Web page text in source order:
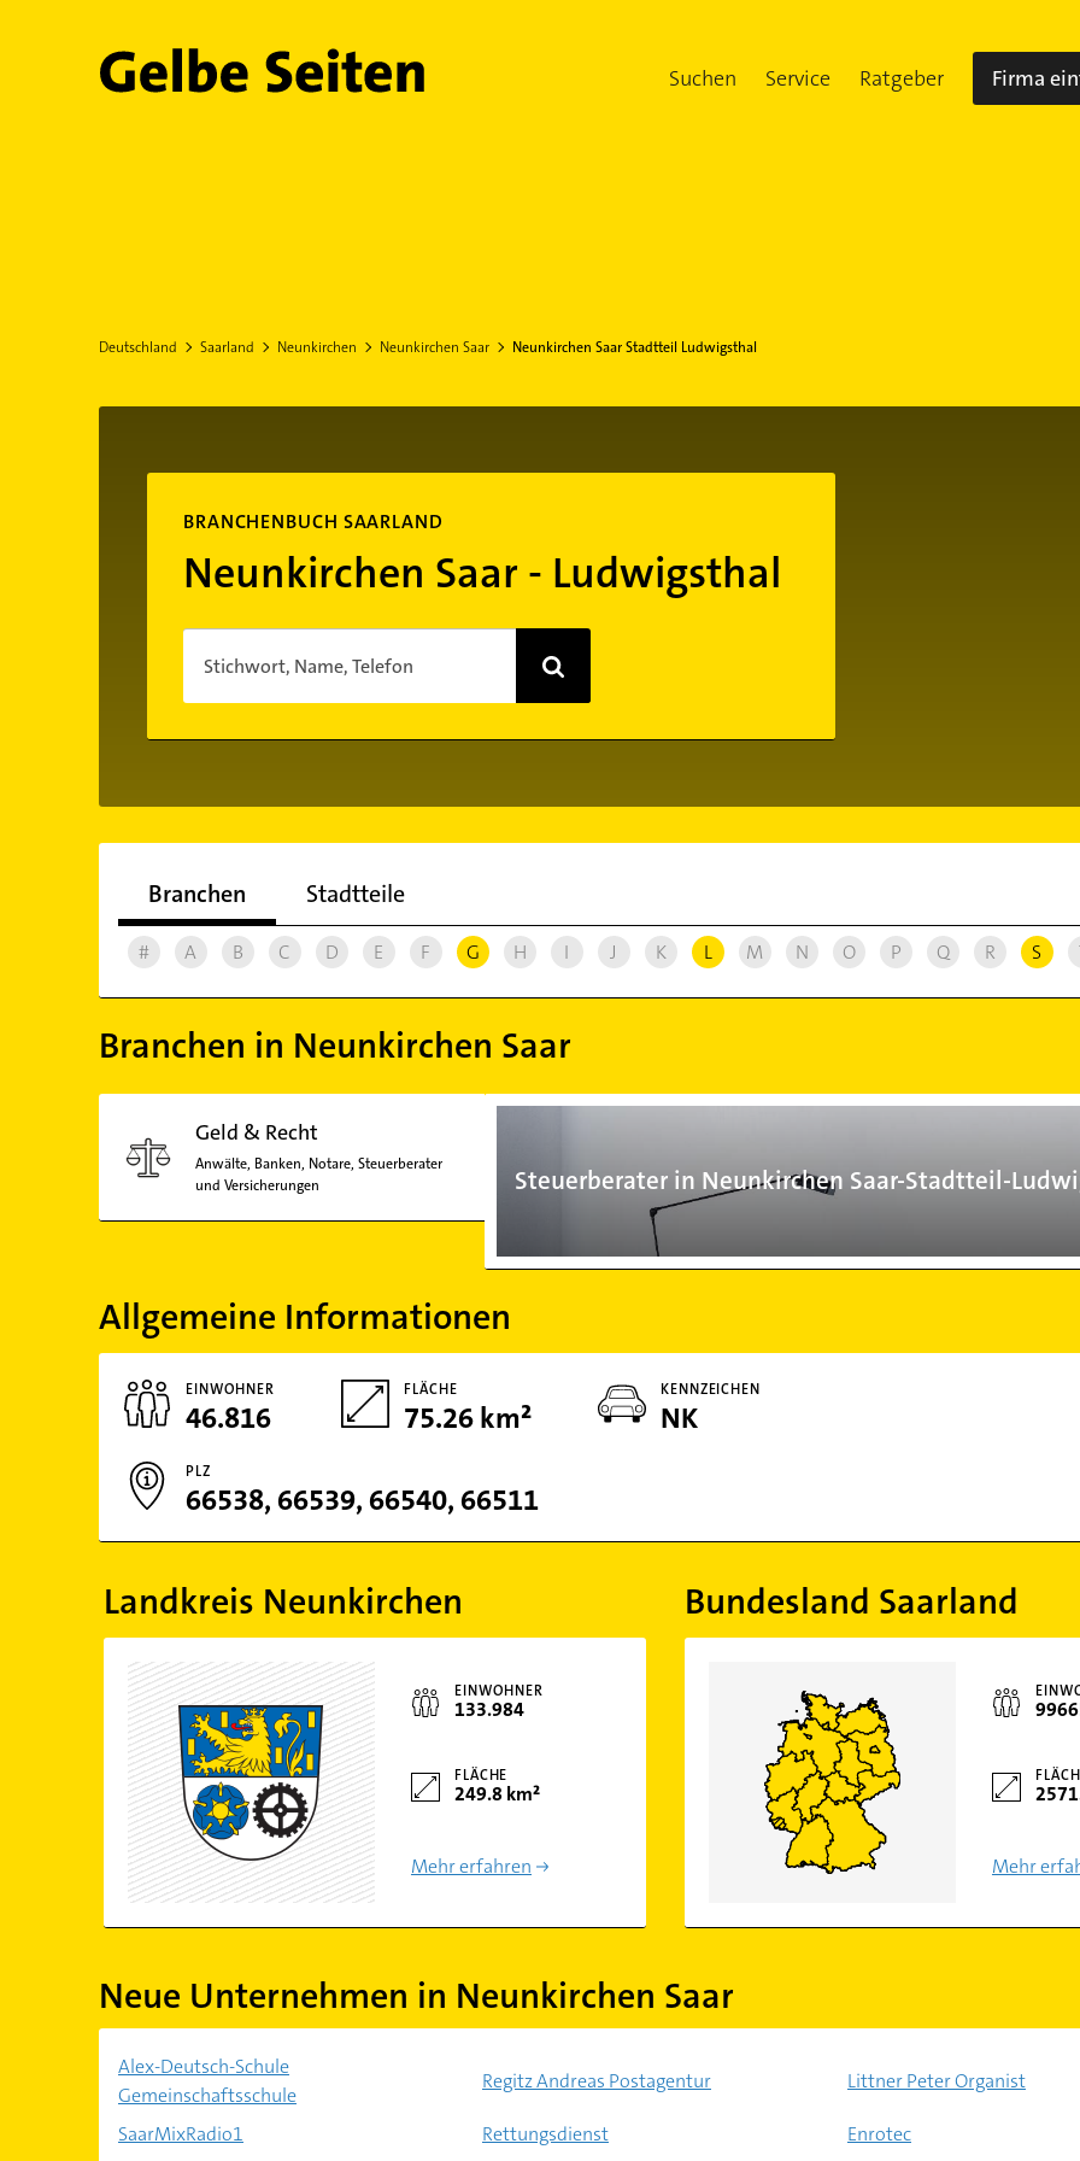
Gelbe Seiten Suchen Service Ratgeber Firma
Deutschland Saarland Neunkirchen Neunkirchen Saar Neunkirchen Saar Stadtteil Ludwigsthal
BRANCHENBUCH SAARLAND
Neunkirchen Saar - Ludwigsthal
Stichwort, Name, Telefon
Branchen Stadtteile
# A B C D E F G H I J K L M N O P Q R S
Branchen in Neunkirchen Saar
Geld & Recht
Anwälte, Banken, Notare, Steuerberater
und Versicherungen
Steuerberater in Neunkirchen Saar-Stadtteil-
Allgemeine Informationen
EINWOHNER
46.816
FLÄCHE
75.26 km²
KENNZEICHEN
NK
PLZ
66538, 66539, 66540, 66511
Landkreis Neunkirchen Bundesland Saarland
EINWOHNER
133.984
FLÄCHE
249.8 km²
Mehr erfahren Mehr
Neue Unternehmen in Neunkirchen Saar
Alex-Deutsch-Schule
Gemeinschaftsschule
Regitz Andreas Postagentur Littner Peter Organist
SaarMixRadio1 Rettungsdienst
Enrotec